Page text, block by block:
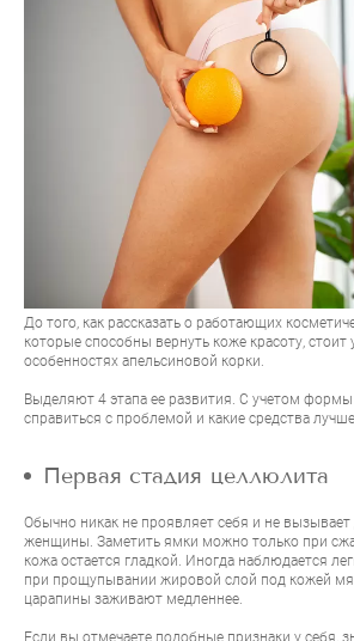
До того, как рассказать о работающих
которые способны вернуть коже красоту, стоит
особенностях апельсиновой корки.
Выделяют 4 этапа ее развития. С учетом
справиться с проблемой и какие средства
Первая стадия целлюлита
Обычно никак не проявляет себя и не
женщины. Заметить ямки можно только при
кожа остается гладкой. Иногда наблюдается
при прощупывании жировой слой под кожей
царапины заживают медленнее.